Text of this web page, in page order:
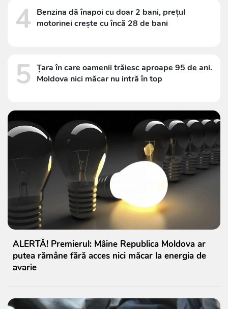
4 Benzina dă înapoi cu doar 2 bani, prețul
motorinei crește cu încă 28 de bani
5 Țara în care oamenii trăiesc aproape 95 de ani.
Moldova nici măcar nu intră în top
ALERTĂ! Premierul: Mâine Republica Moldova ar
putea rămâne fără acces nici măcar la energia de
avarie